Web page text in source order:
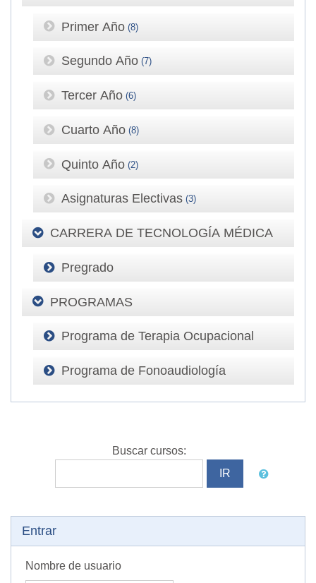
Primer Año (8)
Segundo Año (7)
Tercer Año (6)
Cuarto Año (8)
Quinto Año (2)
Asignaturas Electivas (3)
CARRERA DE TECNOLOGÍA MÉDICA
Pregrado
PROGRAMAS
Programa de Terapia Ocupacional
Programa de Fonoaudiología
Entrar
Nombre de usuario